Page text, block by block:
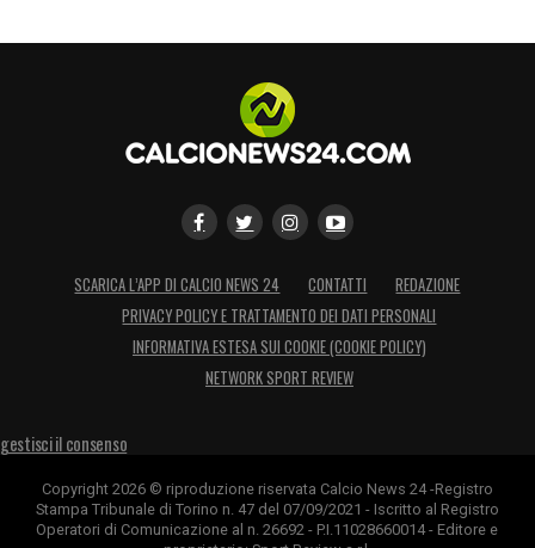
SCARICA L’APP DI CALCIO NEWS 24 CONTATTI
REDAZIONE
PRIVACY POLICY E TRATTAMENTO DEI DATI PERSONALI
INFORMATIVA ESTESA SUI COOKIE (COOKIE POLICY)
NETWORK SPORT REVIEW
gestisci il consenso
Copyright 2026 © riproduzione riservata Calcio News 24 -Registro
Stampa Tribunale di Torino n. 47 del 07/09/2021 - Iscritto al Registro
Operatori di Comunicazione al n. 26692 - P.I.11028660014 - Editore e